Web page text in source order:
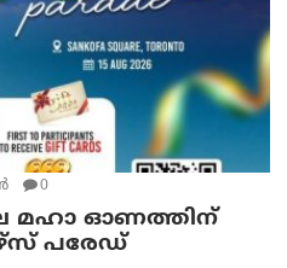
0
മഹാ ഓണത്തിന്
പരേഡ്